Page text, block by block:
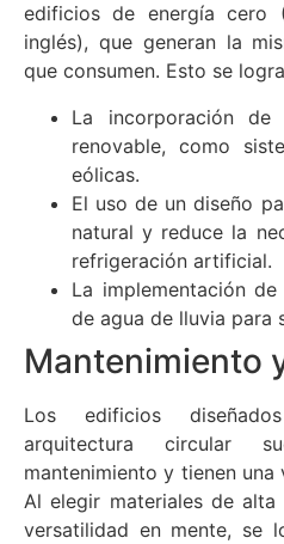
edificios de energía cero
inglés), que generan la
que consumen. Esto se
La incorporación de
renovable, como
eólicas.
El uso de un diseño
natural y reduce la
refrigeración artificial.
La implementación
de agua de lluvia para
Mantenimiento
Los edificios
arquitectura circular
mantenimiento y tienen
Al elegir materiales de
versatilidad en mente, se